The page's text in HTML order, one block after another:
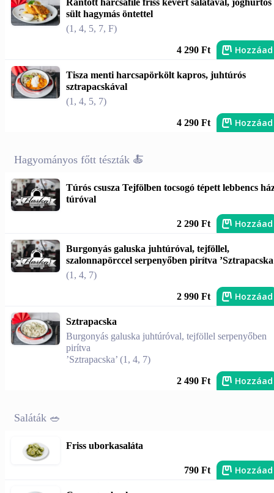
Rántott harcsafilé friss kevert salátával, joghurtos
sült hagymás öntettel
(1, 4, 5, 7, F)
4 290 Ft Hozzáad
Tisza menti harcsapörkölt kapros, juhtúrós
sztrapacskával
(1, 4, 5, 7)
4 290 Ft Hozzáad
Hagyományos főtt tészták 🍝
Túrós csusza Tejfölben tocsogó tépett lebbencs
túróval
2 290 Ft Hozzáad
Burgonyás galuska juhtúróval, tejföllel,
szalonnapörccel serpenyőben pirítva
(1, 4, 7)
2 990 Ft Hozzáad
Sztrapacska
Burgonyás galuska juhtúróval, tejföllel serpenyőben
pirítva
’Sztrapacska’ (1, 4, 7)
2 490 Ft Hozzáad
Saláták 🥗
Friss uborkasaláta
790 Ft Hozzáad